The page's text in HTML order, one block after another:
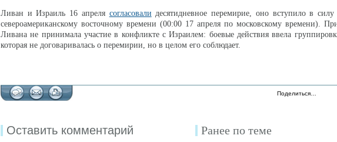
Ливан и Израиль 16 апреля согласовали десятидневное перемирие, оно вступило в
североамериканскому восточному времени (00:00 17 апреля по московскому времени).
Ливана не принимала участие в конфликте с Израилем: боевые действия ввела
которая не договаривалась о перемирии, но в целом его соблюдает.
Поделиться…
Оставить комментарий Ранее по теме